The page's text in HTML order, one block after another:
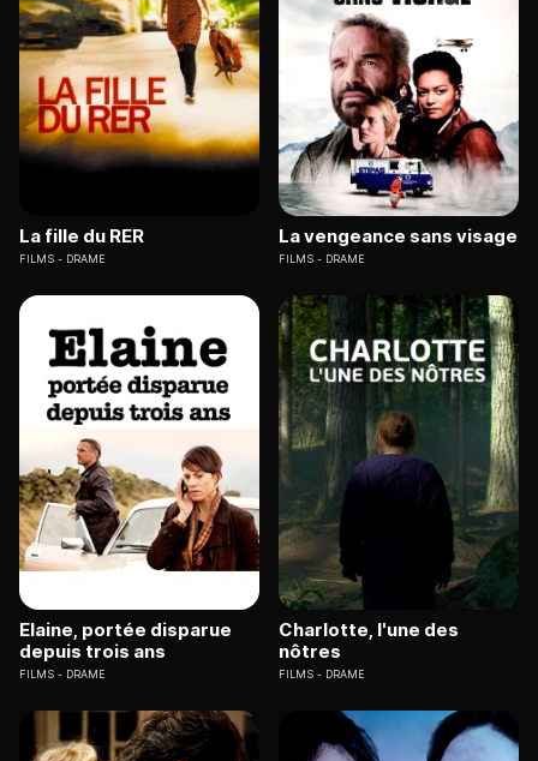
La fille du RER
FILMS DRAME
La vengeance sans visage
FILMS DRAME
Elaine, portée disparue
depuis trois ans
FILMS DRAME
Charlotte, l'une des
nôtres
FILMS DRAME